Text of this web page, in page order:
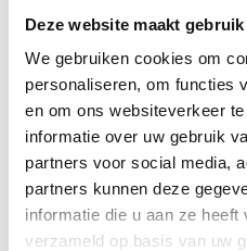
Deze website maakt
We gebruiken cookies om
personaliseren, om functies
en om ons websiteverkeer
informatie over uw gebruik
partners voor social media,
partners kunnen deze
informatie die u aan ze
verzameld op basis van uw